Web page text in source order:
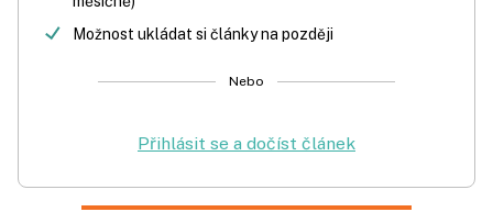
Možnost ukládat si články na později
Nebo
Přihlásit se a dočíst článek